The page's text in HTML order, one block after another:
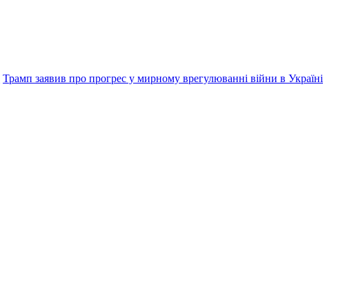
Трамп заявив про прогрес у мирному врегулюванні війни в Україні